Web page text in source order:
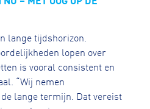
lange tijdshorizon.
lopen over
is vooral consistent en
“Wij nemen
lange termijn. Dat vereist